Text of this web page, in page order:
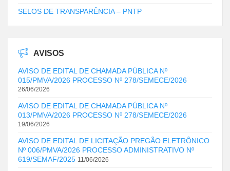
SELOS DE TRANSPARÊNCIA – PNTP
AVISOS
AVISO DE EDITAL DE CHAMADA PÚBLICA Nº
015/PMVA/2026 PROCESSO Nº 278/SEMECE/2026
26/06/2026
AVISO DE EDITAL DE CHAMADA PÚBLICA Nº
013/PMVA/2026 PROCESSO Nº 278/SEMECE/2026
19/06/2026
AVISO DE EDITAL DE LICITAÇÃO PREGÃO ELETRÔNICO
Nº 006/PMVA/2026 PROCESSO ADMINISTRATIVO Nº
619/SEMAF/2025 11/06/2026